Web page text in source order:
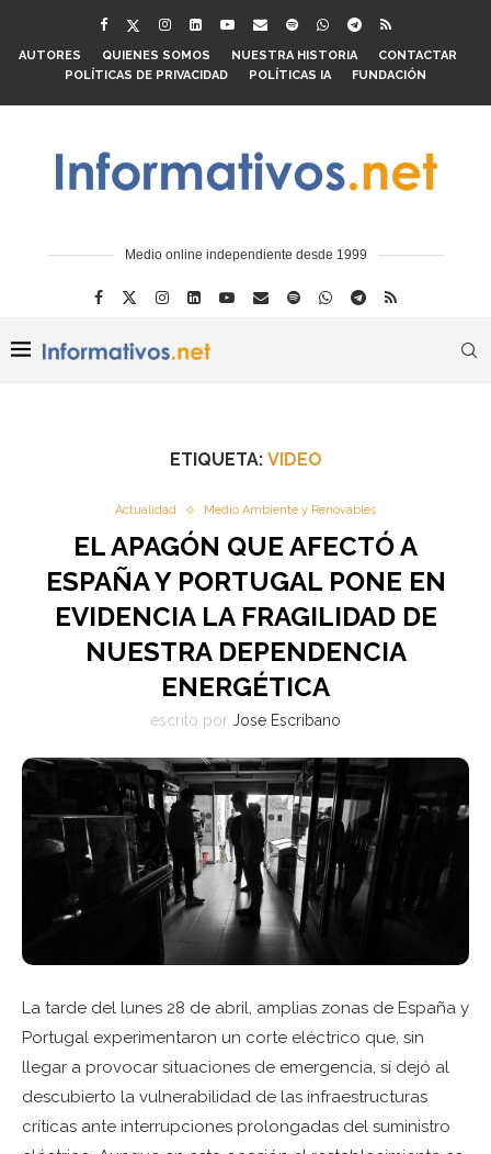
AUTORES QUIENES SOMOS NUESTRA HISTORIA
CONTACTAR
POLÍTICAS DE PRIVACIDAD
POLÍTICAS IA FUNDACIÓN
Medio online independiente desde 1999
ETIQUETA: VIDEO
Actualidad Medio Ambiente y Renovables
EL APAGÓN QUE AFECTÓ A
ESPAÑA Y PORTUGAL PONE EN
EVIDENCIA LA FRAGILIDAD DE
NUESTRA DEPENDENCIA
ENERGÉTICA
escrito por Jose Escribano
La tarde del lunes 28 de abril, amplias zonas de España y
Portugal experimentaron un corte eléctrico que, sin
llegar a provocar situaciones de emergencia, sí dejó al
descubierto la vulnerabilidad de las infraestructuras
críticas ante interrupciones prolongadas del suministro